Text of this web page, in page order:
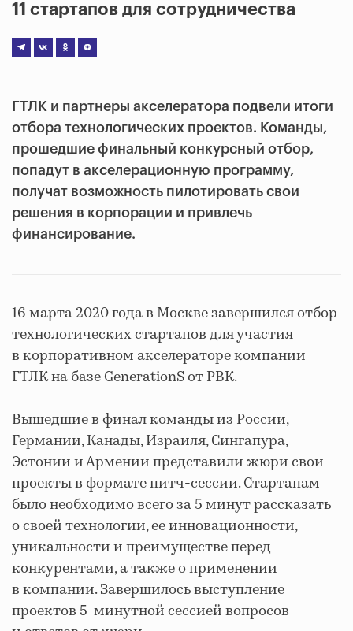
11 стартапов для сотрудничества
ГТЛК и партнеры акселератора подвели итоги
отбора технологических проектов. Команды,
прошедшие финальный конкурсный отбор,
попадут в акселерационную программу,
получат возможность пилотировать свои
решения в корпорации и привлечь
финансирование.
16 марта 2020 года в Москве завершился отбор
технологических стартапов для участия
в корпоративном акселераторе компании
ГТЛК на базе GenerationS от РВК.
Вышедшие в финал команды из России,
Германии, Канады, Израиля, Сингапура,
Эстонии и Армении представили жюри свои
проекты в формате питч-сессии. Стартапам
было необходимо всего за 5 минут рассказать
о своей технологии, ее инновационности,
уникальности и преимуществе перед
конкурентами, а также о применении
в компании. Завершилось выступление
проектов 5-минутной сессией вопросов